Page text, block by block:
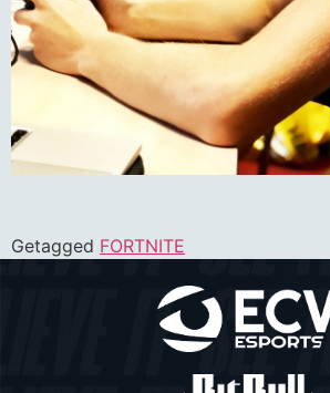
Getagged FORTNITE